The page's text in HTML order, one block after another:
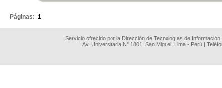
Páginas: 1
Servicio ofrecido por la Dirección de Tecnologías de
Av. Universitaria N° 1801, San Miguel, Lima - Perú |